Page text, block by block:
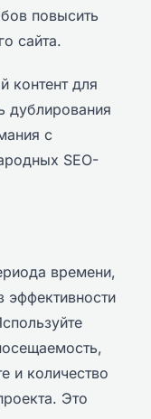
повысить
сайта.
контент для
дублирования
с
SEO-
времени,
эффективности
и количество
Это